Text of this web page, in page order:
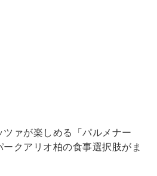
ァが楽しめる「パルメナー
クアリオ柏の食事選択肢がま